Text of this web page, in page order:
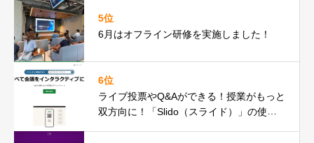
5位
6月はオフライン研修を実施しました！
6位
ライブ投票やQ&Aができる！授業がもっと
双方向に！「Slido（スライド）」の使い